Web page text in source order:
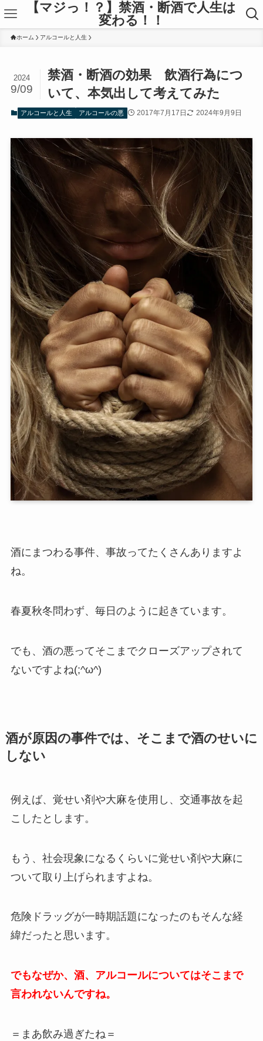
【マジっ！？】禁酒・断酒で人生は
変わる！！
ホーム アルコールと人生
禁酒・断酒の効果 飲酒行為につ
いて、本気出して考えてみた
2024
9/09
アルコールと人生 アルコールの悪 2017年7月17日 2024年9月9日
酒にまつわる事件、事故ってたくさんありますよ
ね。
春夏秋冬問わず、毎日のように起きています。
でも、酒の悪ってそこまでクローズアップされて
ないですよね(;^ω^)
酒が原因の事件では、そこまで酒のせいに
しない
例えば、覚せい剤や大麻を使用し、交通事故を起
こしたとします。
もう、社会現象になるくらいに覚せい剤や大麻に
ついて取り上げられますよね。
危険ドラッグが一時期話題になったのもそんな経
緯だったと思います。
でもなぜか、酒、アルコールについてはそこまで
言われないんですね。
＝まあ飲み過ぎたね＝